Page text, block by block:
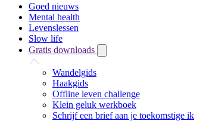
Goed nieuws
Mental health
Levenslessen
Slow life
Gratis downloads
Wandelgids
Haakgids
Offline leven challenge
Klein geluk werkboek
Schrijf een brief aan je toekomstige ik